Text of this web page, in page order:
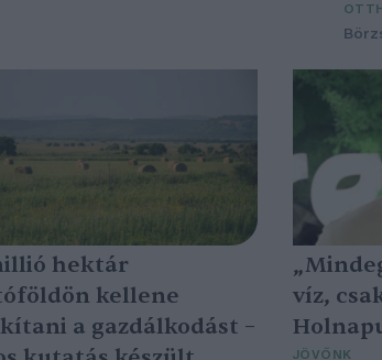
hektár
kellene
a gazdálkodást –
víz,
JÖVŐNK